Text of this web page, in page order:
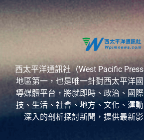
西太平洋通訊社（West Pacific
地區第一，也是唯一針對西太平洋
導媒體平台，將就即時、政治、國
技、生活、社會、地方、文化、運
深入的剖析探討新聞，提供最新